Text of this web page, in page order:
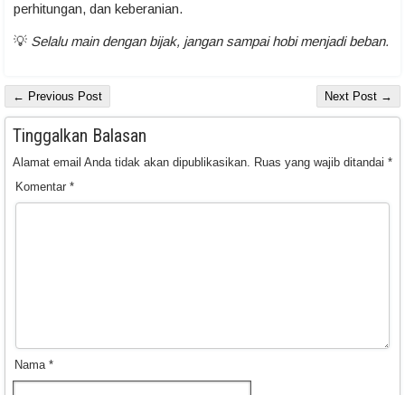
perhitungan, dan keberanian.
💡 Selalu main dengan bijak, jangan sampai hobi menjadi beban.
← Previous Post Next Post →
Tinggalkan Balasan
Alamat email Anda tidak akan dipublikasikan. Ruas yang wajib ditandai *
Komentar *
Nama *